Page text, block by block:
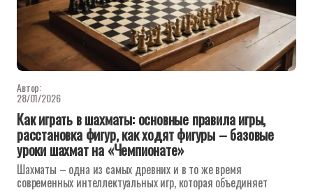
Автор:
28/01/2026
Как играть в шахматы: основные правила игры,
расстановка фигур, как ходят фигуры – базовые
уроки шахмат на «Чемпионате»
Шахматы – одна из самых древних и в то же время
современных интеллектуальных игр, которая объединяет